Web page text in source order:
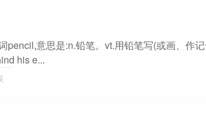
pencil,意思是:n.铅笔。vt.用铅笔写(或画、作
his e...